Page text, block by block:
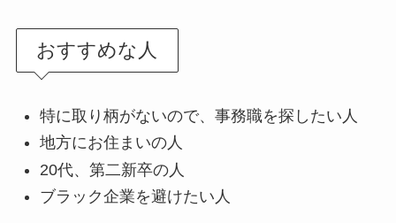
おすすめな人
特に取り柄がないので、事務職を探したい人
地方にお住まいの人
20代、第二新卒の人
ブラック企業を避けたい人